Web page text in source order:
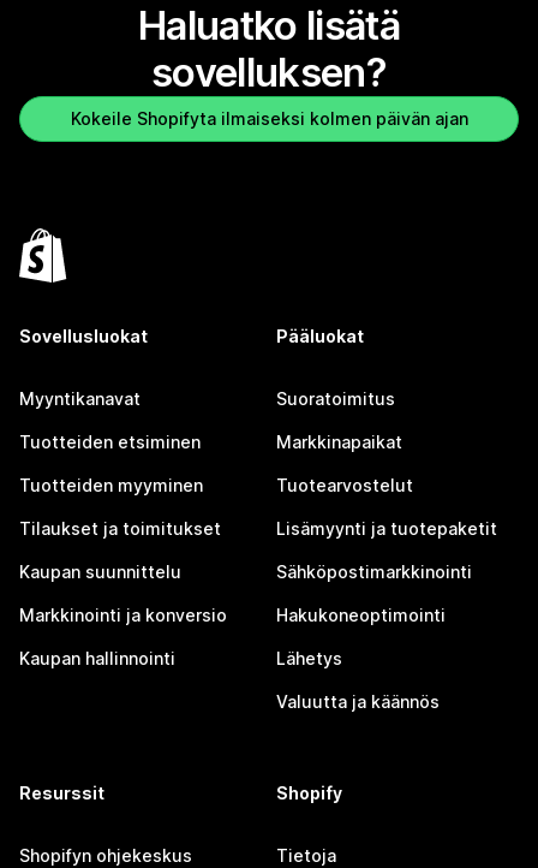
Haluatko lisätä
sovelluksen?
Kokeile Shopifyta ilmaiseksi kolmen päivän ajan
Sovellusluokat
Myyntikanavat
Tuotteiden etsiminen
Tuotteiden myyminen
Tilaukset ja toimitukset
Kaupan suunnittelu
Markkinointi ja konversio
Kaupan hallinnointi
Pääluokat
Suoratoimitus
Markkinapaikat
Tuotearvostelut
Lisämyynti ja tuotepaketit
Sähköpostimarkkinointi
Hakukoneoptimointi
Lähetys
Valuutta ja käännös
Resurssit
Shopifyn ohjekeskus
Shopify
Tietoja